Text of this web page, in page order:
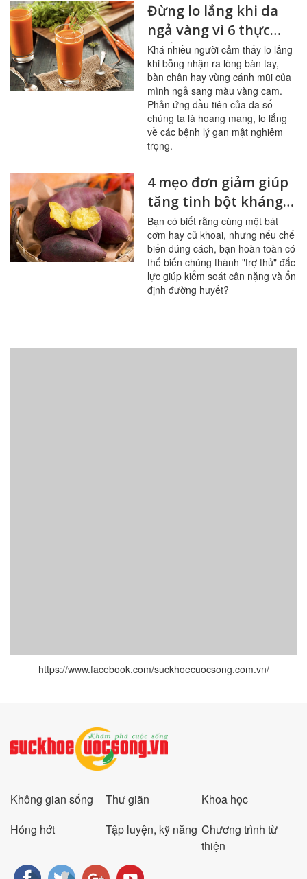
Đừng lo lắng khi da
ngả vàng vì 6 thực
phẩm này
Khá nhiều người cảm thấy lo lắng
khi bỗng nhận ra lòng bàn tay,
bàn chân hay vùng cánh mũi của
mình ngả sang màu vàng cam.
Phản ứng đầu tiên của đa số
chúng ta là hoang mang, lo lắng
về các bệnh lý gan mật nghiêm
trọng.
4 mẹo đơn giảm giúp
tăng tinh bột kháng
trong bữa ăn
Bạn có biết rằng cùng một bát
cơm hay củ khoai, nhưng nếu chế
biến đúng cách, bạn hoàn toàn có
thể biến chúng thành "trợ thủ" đắc
lực giúp kiểm soát cân nặng và ổn
định đường huyết?
https://www.facebook.com/suckhoecuocsong.com.vn/
Không gian sống Thư giãn
Khoa học
Hóng hớt
Tập luyện, kỹ năng Chương trình từ
thiện